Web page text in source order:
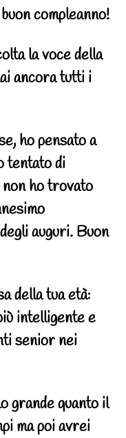
compleanno!
la voce della
ancora tutti i
ho pensato a
tentato di
ho trovato
auguri. Buon
della tua età:
intelligente e
senior nei
grande quanto il
ma poi avrei